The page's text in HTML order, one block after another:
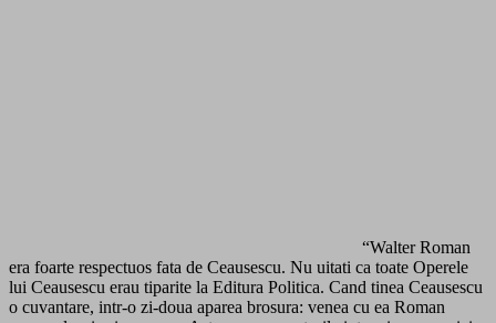
“Walter Roman
era foarte respectuos fata de Ceausescu. Nu uitati ca toate Operele
lui Ceausescu erau tiparite la Editura Politica. Cand tinea Ceausescu
o cuvantare, intr-o zi-doua aparea brosura: venea cu ea Roman